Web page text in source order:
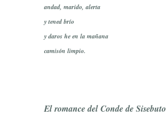
andad, marido, alerta
y tened brío
y daros he en la mañana
camisón limpio.
El romance del Conde de Sisebuto